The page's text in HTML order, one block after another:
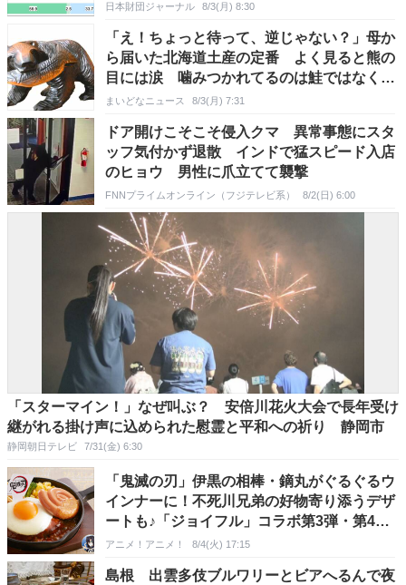
日本財団ジャーナル 8/3(月) 8:30
「え！ちょっと待って、逆じゃない？」母か
ら届いた北海道土産の定番 よく見ると熊の
目には涙 噛みつかれてるのは鮭ではなく…
まいどなニュース 8/3(月) 7:31
ドア開けこそこそ侵入クマ 異常事態にスタ
ッフ気付かず退散 インドで猛スピード入店
のヒョウ 男性に爪立てて襲撃
FNNプライムオンライン（フジテレビ系） 8/2(日) 6:00
「スターマイン！」なぜ叫ぶ？ 安倍川花火大会で長年受け
継がれる掛け声に込められた慰霊と平和への祈り 静岡市
静岡朝日テレビ 7/31(金) 6:30
「鬼滅の刃」伊黒の相棒・鏑丸がぐるぐるウ
インナーに！不死川兄弟の好物寄り添うデザ
ートも♪「ジョイフル」コラボ第3弾・第4弾
決定【8月18日～】
アニメ！アニメ！ 8/4(火) 17:15
島根 出雲多伎ブルワリーとビアへるんで夜